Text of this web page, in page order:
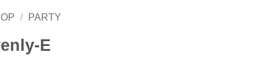
/
PARTY
E